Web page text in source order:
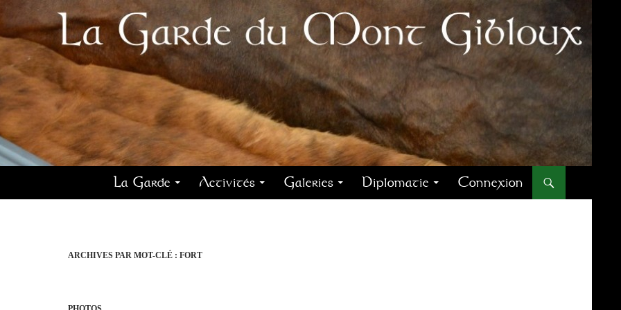
La Garde Activités Galeries Diplomatie Connexion
ARCHIVES PAR MOT-CLÉ : FORT